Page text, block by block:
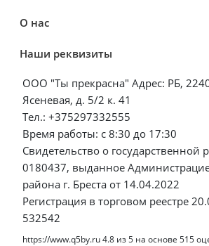
О нас
Наши реквизиты
ООО "Ты прекрасна" Адрес: РБ,
Ясеневая, д. 5/2 к. 41
Тел.: +375297332555
Время работы: с 8:30 до 17:30
Свидетельство о государственной
0180437, выданное
района г. Бреста от 14.04.2022
Регистрация в торговом реестре
532542
https://www.q5by.ru4.8 из5 на основе 515